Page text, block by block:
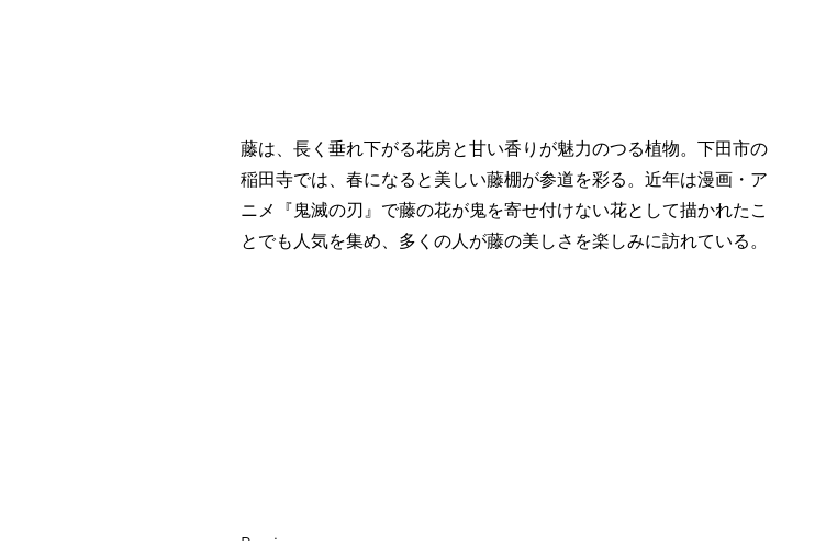
藤は、長く垂れ下がる花房と甘い香りが魅力のつる植物。下田市の
稲田寺では、春になると美しい藤棚が参道を彩る。近年は漫画・ア
ニメ『鬼滅の刃』で藤の花が鬼を寄せ付けない花として描かれたこ
とでも人気を集め、多くの人が藤の美しさを楽しみに訪れている。